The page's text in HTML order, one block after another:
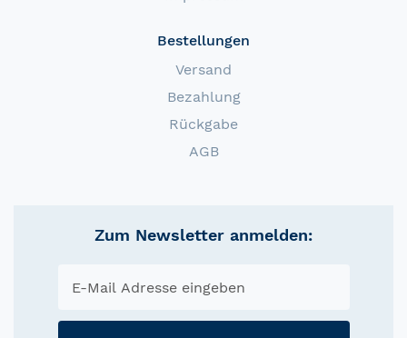
Bestellungen
Versand
Bezahlung
Rückgabe
AGB
Zum Newsletter anmelden: